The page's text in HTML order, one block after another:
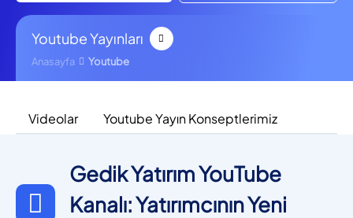
Youtube Yayınları
Anasayfa Youtube
Videolar Youtube Yayın Konseptlerimiz
Gedik Yatırım YouTube
Kanalı: Yatırımcının Yeni